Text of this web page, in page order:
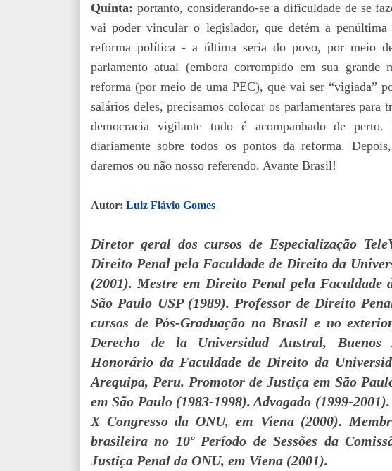
Quinta: portanto, considerando-se a dificuldade de se
vai poder vincular o legislador, que detém a
reforma política - a última seria do povo, por meio
parlamento atual (embora corrompido em sua grande
reforma (por meio de uma PEC), que vai ser “vigiada”
salários deles, precisamos colocar os parlamentares para
democracia vigilante tudo é acompanhado de perto.
diariamente sobre todos os pontos da reforma.
daremos ou não nosso referendo. Avante Brasil!
Autor: Luiz Flávio Gomes
Diretor geral dos cursos de Especialização
Direito Penal pela Faculdade de Direito da
(2001). Mestre em Direito Penal pela Faculdade
São Paulo USP (1989). Professor de Direito
cursos de Pós-Graduação no Brasil e no
Derecho de la Universidad Austral, Buenos
Honorário da Faculdade de Direito da
Arequipa, Peru. Promotor de Justiça em São
em São Paulo (1983-1998). Advogado (1999-
X Congresso da ONU, em Viena (2000).
brasileira no 10º Período de Sessões da
Justiça Penal da ONU, em Viena (2001).